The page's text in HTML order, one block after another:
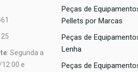
: Segunda a
e
Peças de
Pellets por Marcas
Peças de
Lenha
Peças de